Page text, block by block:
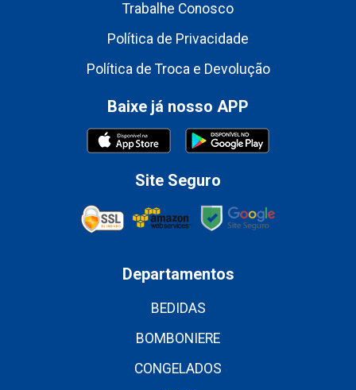
Trabalhe Conosco
Política de Privacidade
Política de Troca e Devolução
Baixe já nosso APP
Site Seguro
Departamentos
BEDIDAS
BOMBONIERE
CONGELADOS